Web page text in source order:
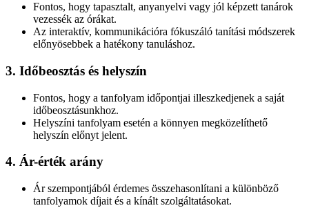
Fontos, hogy tapasztalt, anyanyelvi vagy jól képzett tanárok
vezessék az órákat.
Az interaktív, kommunikációra fókuszáló tanítási módszerek
előnyösebbek a hatékony tanuláshoz.
3. Időbeosztás és helyszín
Fontos, hogy a tanfolyam időpontjai illeszkedjenek a saját
időbeosztásunkhoz.
Helyszíni tanfolyam esetén a könnyen megközelíthető
helyszín előnyt jelent.
4. Ár-érték arány
Ár szempontjából érdemes összehasonlítani a különböző
tanfolyamok díjait és a kínált szolgáltatásokat.